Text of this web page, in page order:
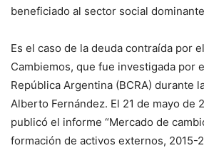
beneficiado al sector social
Es el caso de la deuda contraída por
Cambiemos, que fue investigada por
República Argentina (BCRA) durante
Alberto Fernández. El 21 de mayo de
publicó el informe “Mercado de
formación de activos externos, 2015-